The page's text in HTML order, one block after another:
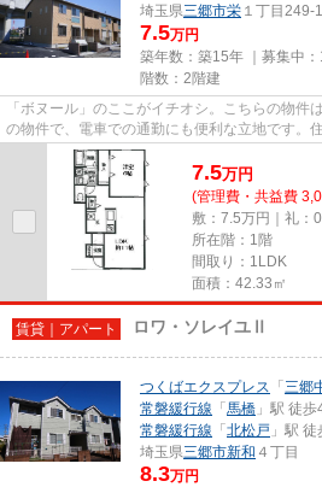
埼玉県三郷市栄 １丁目249-1
7.5万円
築年数：築15年 ｜募集中：
階数：2階建
「ボヌール」のここがイチオシ。こちらの物件
の物件で、電車での通勤にも便利な立地です。
お気軽に当社へお問い合わせ下...
7.5万円
(管理費・共益費
敷：7.5万円｜礼：0
所在階：1階
間取り：1LDK
面積：42.33㎡
賃貸｜アパート ロワ・ソレイユⅡ
つくばエクスプレス 「 三郷
常磐緩行線 「 馬橋 」駅 徒
常磐緩行線 「 北松戸 」駅
埼玉県三郷市新和 ４丁目
8.3万円